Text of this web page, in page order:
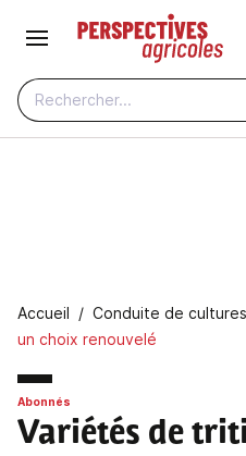
Aller au contenu principal
Rechercher...
Fil d'Ariane
Accueil Conduite de cultures
un choix renouvelé
Abonnés
Variétés de